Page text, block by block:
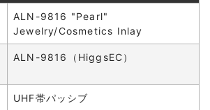
ALN-9816 "Pearl"
Jewelry/Cosmetics Inlay
ALN-9816（HiggsEC）
UHF帯パッシブ